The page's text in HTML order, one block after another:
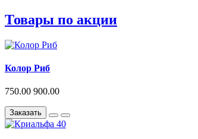
Товары по акции
Колор Риб
750.00 900.00
Заказать